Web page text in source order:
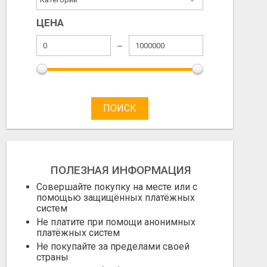
ЦЕНА
ПОИСК
ПОЛЕЗНАЯ ИНФОРМАЦИЯ
Совершайте покупку на месте или с
помощью защищённых платёжных
систем
Не платите при помощи анонимных
платёжных систем
Не покупайте за пределами своей
страны